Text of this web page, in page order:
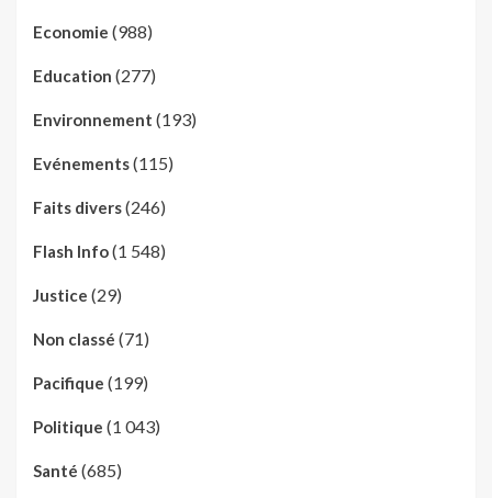
Economie (988)
Education (277)
Environnement (193)
Evénements(115)
Faits divers(246)
Flash Info(1 548)
Justice (29)
Non classé (71)
Pacifique (199)
Politique (1 043)
Santé (685)